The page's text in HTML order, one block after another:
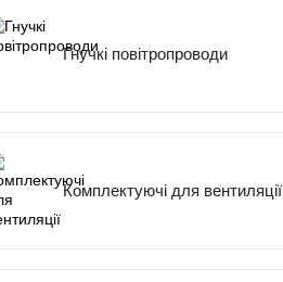
Гнучкі повітропроводи
Комплектуючі для вентиляції